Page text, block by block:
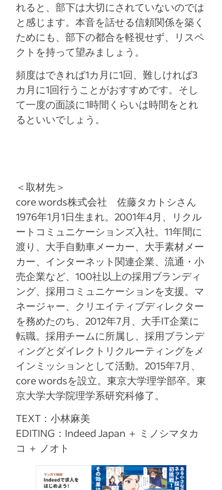
れると、部下は大切にされていないのでは
と感じます。本音を話せる信頼関係を築く
ためにも、部下の都合を軽視せず、リスペ
クトを持って望みましょう。
頻度はできれば1カ月に1回、難しければ3
カ月に1回行うことがおすすめです。そし
て一度の面談に1時間くらいは時間をとれ
るといいでしょう。
＜取材先＞
core words株式会社 佐藤タカトシさん
1976年1月1日生まれ。2001年4月、リクル
ートコミュニケーションズ入社。11年間に
渡り、大手自動車メーカー、大手素材メー
カー、インターネット関連企業、流通・小
売企業など、100社以上の採用ブランディ
ング、採用コミュニケーションを支援。マ
ネージャー、クリエイティブディレクター
を務めたのち、2012年7月、大手IT企業に
転職。採用チームに所属し、採用ブランデ
ィングとダイレクトリクルーティングをメ
インミッションとして活動。2015年7月、
core wordsを設立。東京大学理学部卒。東
京大学大学院理学系研究科修了。
TEXT：小林麻美
EDITING：Indeed Japan ＋ ミノシマタカ
コ ＋ ノオト